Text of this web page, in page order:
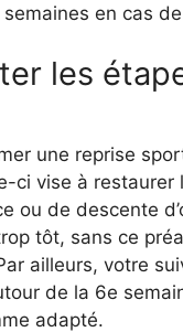
en cas
les
une reprise
ci vise à
ou de descente
tôt, sans ce
ailleurs, votre
de la 6e
adapté.